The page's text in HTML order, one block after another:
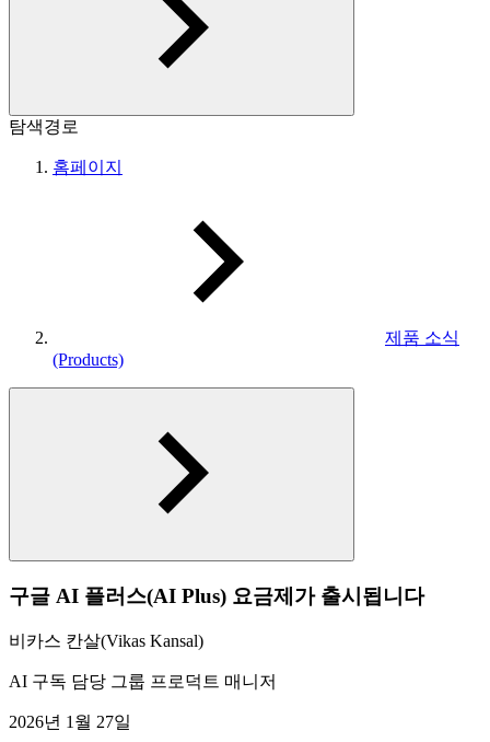
탐색경로
홈페이지
제품 소식
(Products)
구글 AI 플러스(AI Plus) 요금제가 출시됩니다
비카스 칸살(Vikas Kansal)
AI 구독 담당 그룹 프로덕트 매니저
2026년 1월 27일